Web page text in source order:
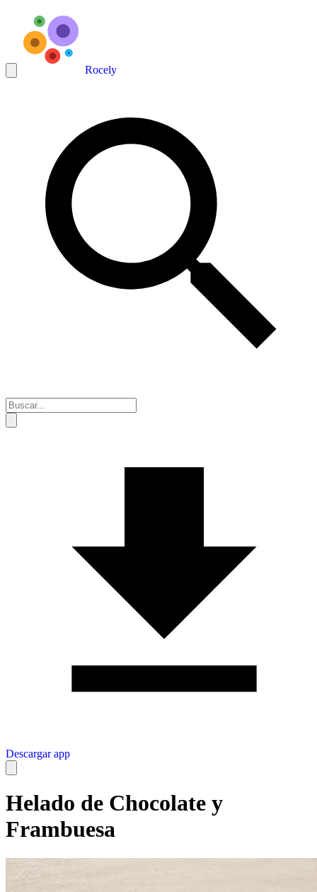
Rocely
Descargar app
Helado de Chocolate y
Frambuesa